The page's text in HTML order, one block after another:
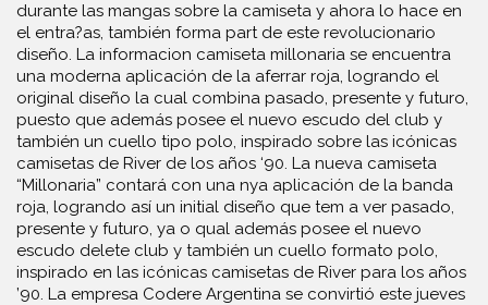
durante las mangas sobre la camiseta y ahora lo hace en
el entra?as, también forma part de este revolucionario
diseño. La informacion camiseta millonaria se encuentra
una moderna aplicación de la aferrar roja, logrando el
original diseño la cual combina pasado, presente y futuro,
puesto que además posee el nuevo escudo del club y
también un cuello tipo polo, inspirado sobre las icónicas
camisetas de River de los años ‘90. La nueva camiseta
“Millonaria” contará con una nya aplicación de la banda
roja, logrando así un initial diseño que tem a ver pasado,
presente y futuro, ya o qual además posee el nuevo
escudo delete club y también un cuello formato polo,
inspirado en las icónicas camisetas de River para los años
’90. La empresa Codere Argentina se convirtió este jueves